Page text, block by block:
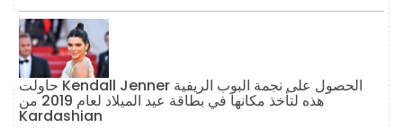
حاولت Kendall Jenner الحصول على نجمة البوب ​​الريفية
هذه لتأخذ مكانها في بطاقة عيد الميلاد لعام 2019 من
Kardashian